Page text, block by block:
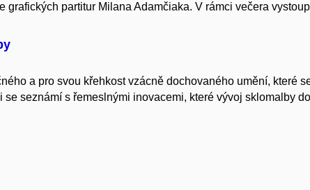
partitur Milana Adamčiaka. V rámci večera
a pro svou křehkost vzácně dochovaného umění, které
seznámí s řemeslnými inovacemi, které vývoj sklomalby